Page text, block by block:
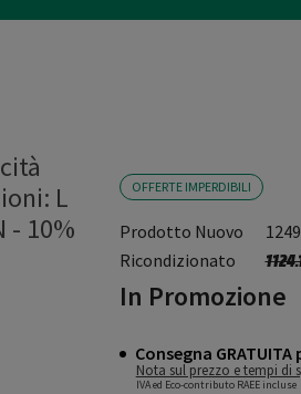
L
- 10%
OFFERTE IMPERDIBILI
Prodotto Nuovo
Ricondizionato
In Promozione
Consegna
Nota sul prezzo e tempi di
IVA ed Eco-contributo RAEE incluse